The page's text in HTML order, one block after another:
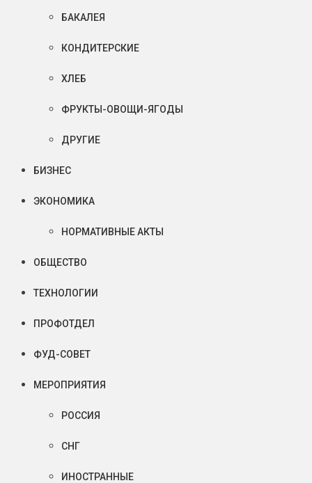
БАКАЛЕЯ
КОНДИТЕРСКИЕ
ХЛЕБ
ФРУКТЫ-ОВОЩИ-ЯГОДЫ
ДРУГИЕ
БИЗНЕС
ЭКОНОМИКА
НОРМАТИВНЫЕ АКТЫ
ОБЩЕСТВО
ТЕХНОЛОГИИ
ПРОФОТДЕЛ
ФУД-СОВЕТ
МЕРОПРИЯТИЯ
РОССИЯ
СНГ
ИНОСТРАННЫЕ